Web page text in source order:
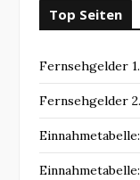
Top Seiten
Fernsehgelder
Fernsehgelder